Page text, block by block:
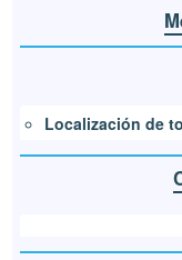
Localización de